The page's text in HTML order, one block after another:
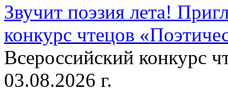
Звучит поэзия лета!
конкурс чтецов
Всероссийский конкурс
03.08.2026 г.